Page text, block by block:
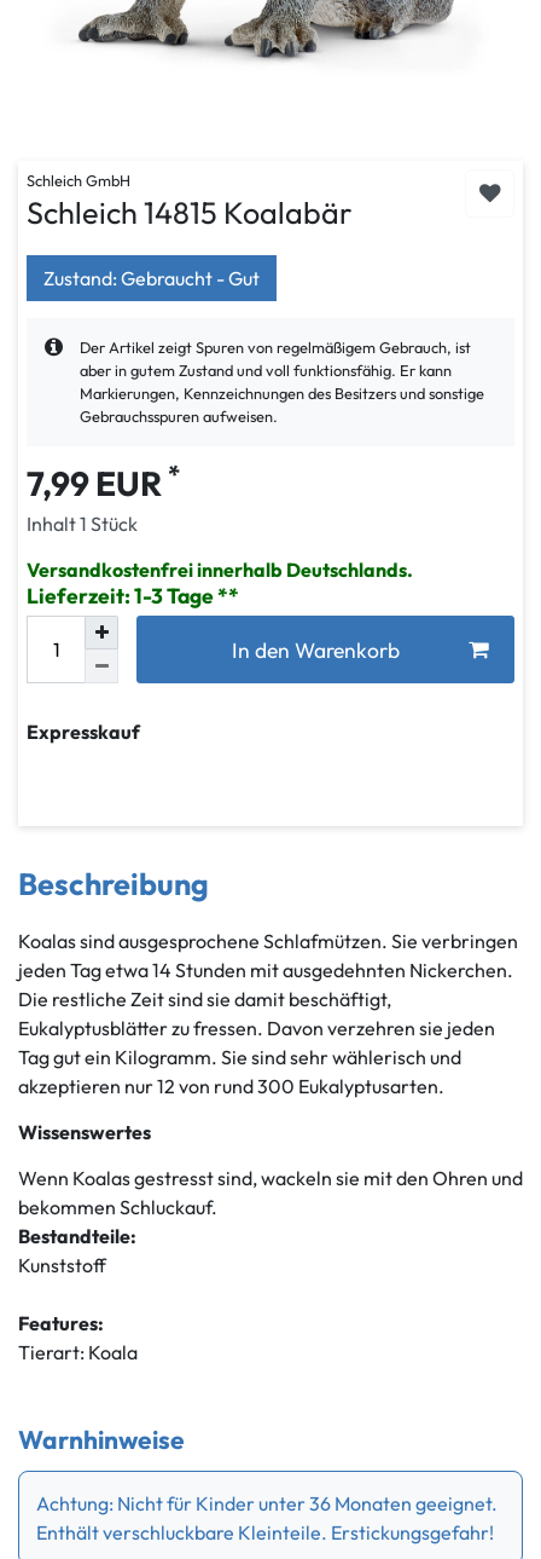
Schleich GmbH
Schleich 14815 Koalabär
Zustand: Gebraucht - Gut
Der Artikel zeigt Spuren von regelmäßigem Gebrauch, ist
aber in gutem Zustand und voll funktionsfähig. Er kann
Markierungen, Kennzeichnungen des Besitzers und sonstige
Gebrauchsspuren aufweisen.
7,99 EUR *
Inhalt1 Stück
Versandkostenfrei innerhalb Deutschlands.
Lieferzeit: 1-3 Tage
In den Warenkorb
Expresskauf
Beschreibung
Koalas sind ausgesprochene Schlafmützen. Sie verbringen
jeden Tag etwa 14 Stunden mit ausgedehnten Nickerchen.
Die restliche Zeit sind sie damit beschäftigt,
Eukalyptusblätter zu fressen. Davon verzehren sie jeden
Tag gut ein Kilogramm. Sie sind sehr wählerisch und
akzeptieren nur 12 von rund 300 Eukalyptusarten.
Wissenswertes
Wenn Koalas gestresst sind, wackeln sie mit den Ohren und
bekommen Schluckauf.
Bestandteile:
Kunststoff
Features:
Tierart: Koala
Warnhinweise
Achtung: Nicht für Kinder unter 36 Monaten geeignet.
Enthält verschluckbare Kleinteile. Erstickungsgefahr!